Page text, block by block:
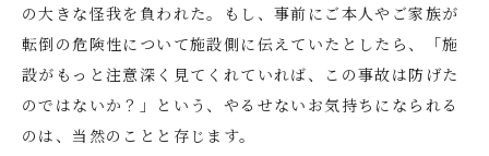
の大きな怪我を負われた。もし、事前にご本人やご家族が
転倒の危険性について施設側に伝えていたとしたら、「施
設がもっと注意深く見てくれていれば、この事故は防げた
のではないか？」という、やるせないお気持ちになられる
のは、当然のことと存じます。